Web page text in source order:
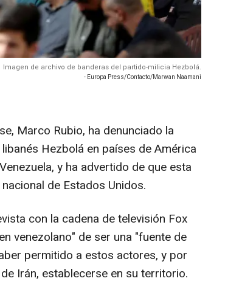
Imagen de archivo de banderas del partido-milicia Hezbolá.
- Europa Press/Contacto/Marwan Naamani
Marco Rubio, ha denunciado la
Hezbolá en países de América
y ha advertido de que esta
de Estados Unidos.
con la cadena de televisión Fox
venezolano" de ser una "fuente de
permitido a estos actores, y por
Irán, establecerse en su territorio.